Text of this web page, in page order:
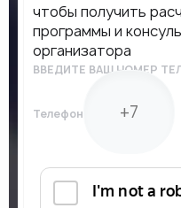
чтобы получить
программы и
организатора
ВВЕДИТЕ ВАШ НОМЕР
Телефон